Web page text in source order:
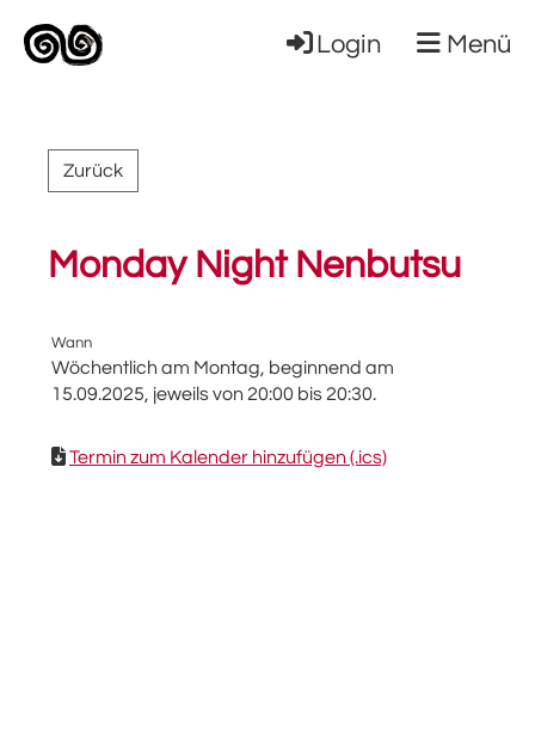
Login Menü
Zurück
Monday Night Nenbutsu
Wann
Wöchentlich am Montag, beginnend am
15.09.2025, jeweils von 20:00 bis 20:30.
Termin zum Kalender hinzufügen (.ics)